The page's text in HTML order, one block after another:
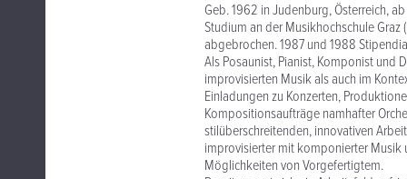
Geb. 1962 in Judenburg, Österreich,
Studium an der Musikhochschule
abgebrochen. 1987 und 1988
Als Posaunist, Pianist, Komponist und
improvisierten Musik als auch im
Einladungen zu Konzerten,
Kompositionsaufträge namhafter
stilüberschreitenden, innovativen
improvisierter mit komponierter
Möglichkeiten von Vorgefertigtem.